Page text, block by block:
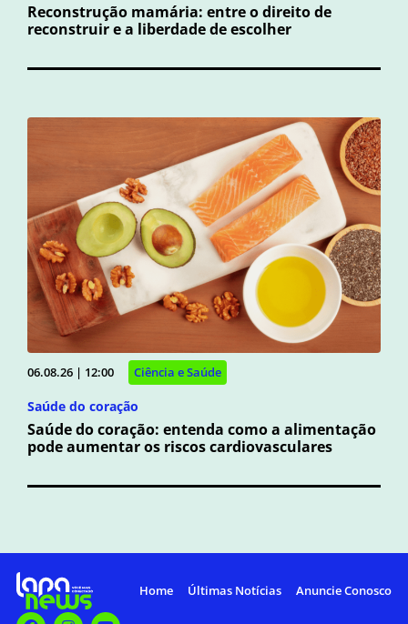
Reconstrução mamária: entre o direito de
reconstruir e a liberdade de escolher
06.08.26 | 12:00 Ciência e Saúde
Saúde do coração
Saúde do coração: entenda como a alimentação
pode aumentar os riscos cardiovasculares
Home Últimas Notícias Anuncie Conosco